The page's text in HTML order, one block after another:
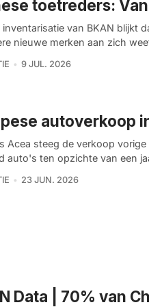
toetreders:
inventarisatie van BKAN blijkt
nieuwe merken aan zich
9 JUL. 2026
autoverkoop
Acea steeg de verkoop
auto's ten opzichte van een
23 JUN. 2026
Data | 70% van